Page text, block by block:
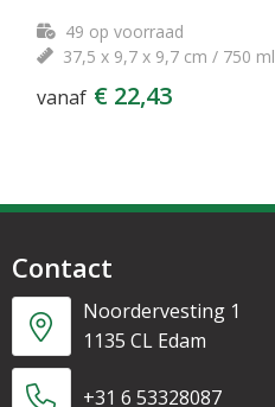
49 op voorraad
37,5 x 9,7 x 9,7 cm / 750 ml
vanaf € 22,43
Contact
Noordervesting 1
1135 CL Edam
+31 6 53328087